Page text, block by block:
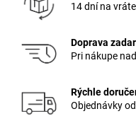
14 dní na
Doprava
Pri nákupe
Rýchle
Objednávky